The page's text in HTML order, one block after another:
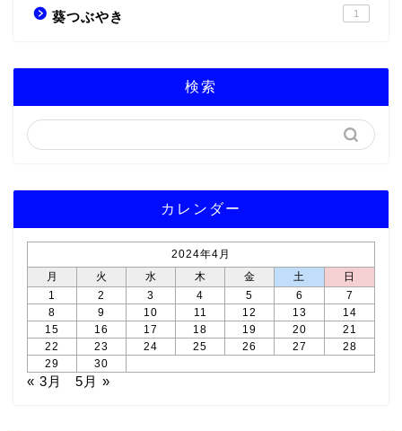
葵つぶやき 1
検索
カレンダー
2024年4月
月
火 水 木 金 土
日
1
2 3 4 5 6
7
8
9 10 11 12 13
14
15
16 17 18 19 20
21
22
23 24 25 26 27
28
29
30
« 3月 5月 »